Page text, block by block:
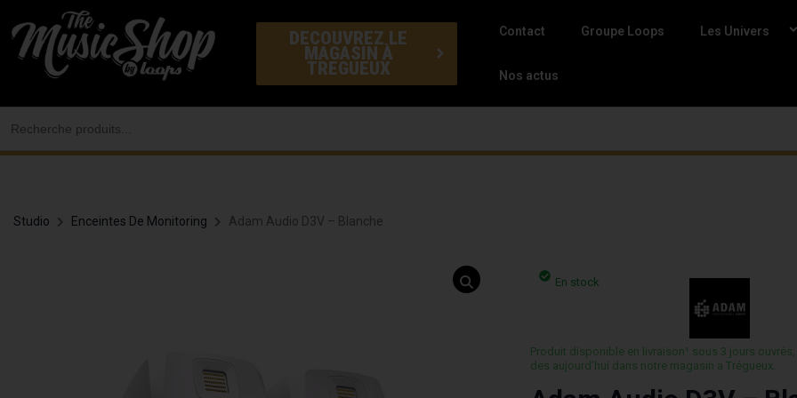
au
contenu
DECOUVREZ LE
MAGASIN À
TREGUEUX
Contact Groupe Loops Les Univers
Nos actus
Studio Enceintes De Monitoring Adam Audio D3V – Blanche
En stock
Produit disponible en livraison¹ sous 3 jours ouvrés,
des aujourd’hui dans notre magasin a Trégueux.